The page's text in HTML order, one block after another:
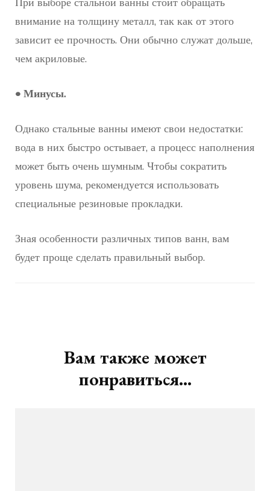
внимание на толщину металл, так как от этого
зависит ее прочность. Они обычно служат дольше,
чем акриловые.
• Минусы.
Однако стальные ванны имеют свои недостатки:
вода в них быстро остывает, а процесс наполнения
может быть очень шумным. Чтобы сократить
уровень шума, рекомендуется использовать
специальные резиновые прокладки.
Зная особенности различных типов ванн, вам
будет проще сделать правильный выбор.
записямВам также может
понравиться...